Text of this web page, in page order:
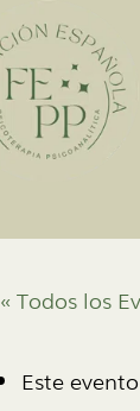
« Todos los
Este